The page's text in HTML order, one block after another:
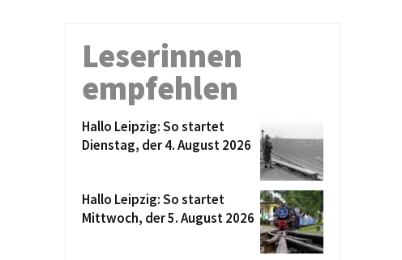
Leserinnen
empfehlen
Hallo Leipzig: So startet
Dienstag, der 4. August 2026
Hallo Leipzig: So startet
Mittwoch, der 5. August 2026